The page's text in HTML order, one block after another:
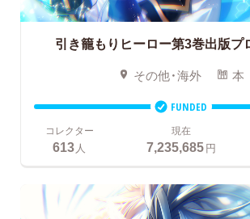
引き籠もりヒーロー第3巻出版プ
その他・海外 本
FUNDED
コレクター
613人
現在
7,235,685円